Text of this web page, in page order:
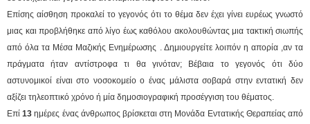
Επίσης αίσθηση προκαλεί το γεγονός ότι το θέμα δεν έχει γίνει ευρέως γνωστό
μιας και προβλήθηκε από λίγο έως καθόλου ακολουθώντας μια τακτική σιωπής
από όλα τα Μέσα Μαζικής Ενημέρωσης . Δημιουργείτε λοιπόν η απορία ,αν τα
πράγματα ήταν αντίστροφα τι θα γινόταν; Βέβαια το γεγονός ότι δύο
αστυνομικοί είναι στο νοσοκομείο ο ένας μάλιστα σοβαρά στην εντατική δεν
αξίζει τηλεοπτικό χρόνο ή μία δημοσιογραφική προσέγγιση του θέματος.
Επί 13 ημέρες ένας άνθρωπος βρίσκεται στη Μονάδα Εντατικής Θεραπείας από